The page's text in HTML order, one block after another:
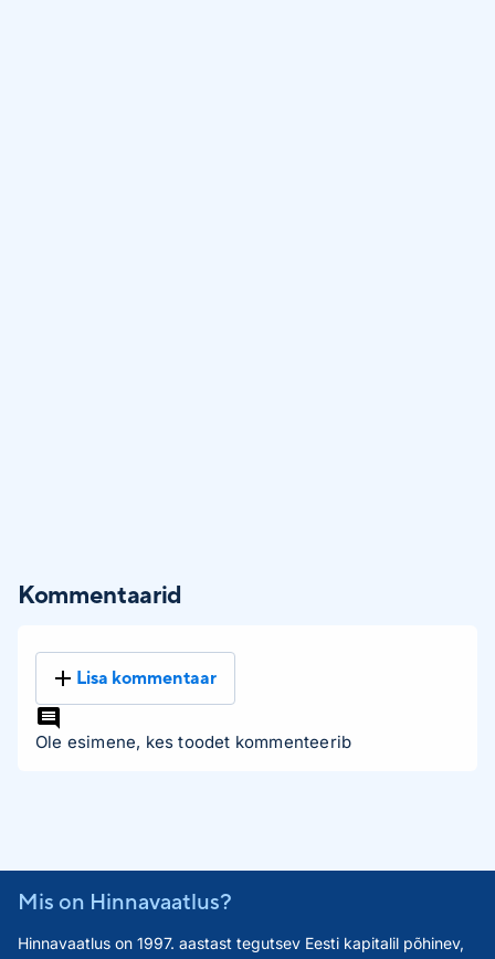
Kommentaarid
Lisa kommentaar
Ole esimene, kes toodet kommenteerib
Mis on Hinnavaatlus?
Hinnavaatlus on 1997. aastast tegutsev Eesti kapitalil põhinev,